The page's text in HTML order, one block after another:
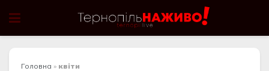
Головна » квіти